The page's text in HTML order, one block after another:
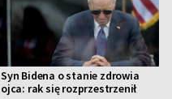
Syn Bidena o stanie zdrowia
ojca: rak się rozprzestrzenił